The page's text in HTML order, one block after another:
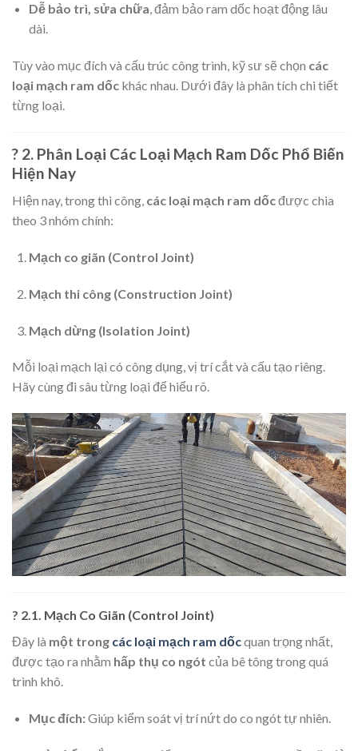
Dễ bảo trì, sửa chữa, đảm bảo ram dốc hoạt động lâu
dài.
Tùy vào mục đích và cấu trúc công trình, kỹ sư sẽ chọn các
loại mạch ram dốc khác nhau. Dưới đây là phân tích chi tiết
từng loại.
? 2. Phân Loại Các Loại Mạch Ram Dốc Phổ Biến
Hiện Nay
Hiện nay, trong thi công, các loại mạch ram dốcđược chia
theo 3 nhóm chính:
Mạch co giãn (Control Joint)
Mạch thi công (Construction Joint)
Mạch dừng (Isolation Joint)
Mỗi loại mạch lại có công dụng, vị trí cắt và cấu tạo riêng.
Hãy cùng đi sâu từng loại để hiểu rõ.
? 2.1. Mạch Co Giãn (Control Joint)
Đây là một trong các loại mạch ram dốcquan trọng nhất,
được tạo ra nhằm hấp thụ co ngót của bê tông trong quá
trình khô.
Mục đích:Giúp kiểm soát vị trí nứt do co ngót tự nhiên.